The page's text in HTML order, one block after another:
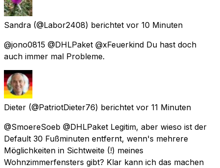
Sandra (@Labor2408) berichtet vor 10 Minuten
@jono0815 @DHLPaket @xFeuerkind Du hast doch
auch immer mal Probleme.
Dieter (@PatriotDieter76) berichtet vor 11 Minuten
@SmoereSoeb @DHLPaket Legitim, aber wieso ist der
Default 30 Fußminuten entfernt, wenn's mehrere
Möglichkeiten in Sichtweite (!) meines
Wohnzimmerfensters gibt? Klar kann ich das machen